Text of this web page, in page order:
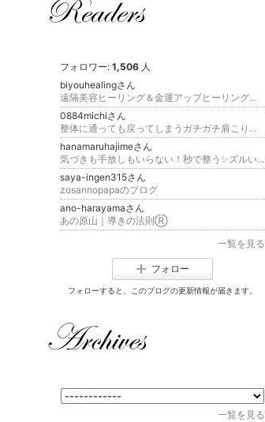
フォロワー: 1,506 人
biyouhealingさん
遠隔美容ヒーリング＆金運アップヒーリング＋美容と金運ヒーラー養成 ダイエット・バストアップ・美容骨格矯正・視力回復
0884michiさん
整体に通っても戻ってしまうガチガチ肩こりも腸×脳へのアプローチで軽やかな体に！8000人以上の腸活指導実績｜福山道子
hanamaruhajimeさん
気づきも手放しもいらない！秒で整う✨ズルい潜在意識の書き換え｜スピリチュアル科学・エナジーコントロール®︎
saya-ingen315さん
zosannopapaのブログ
ano-harayamaさん
あの原山｜導きの法則Ⓡ
一覧を見る
フォロー
フォローすると、このブログの更新情報が届きます。
一覧を見る